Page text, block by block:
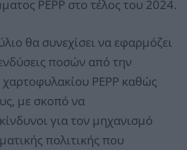
PEPP στο τέλος του 2024.
θα συνεχίσει να εφαρμόζει
ποσών από την
PEPP καθώς
με σκοπό να
για τον μηχανισμό
πολιτικής που